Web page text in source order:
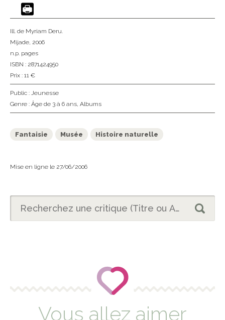
Ill. de Myriam Deru.
Mijade, 2006
n.p. pages
ISBN : 2871424950
Prix : 11 €
Public : Jeunesse
Genre : Âge de 3 à 6 ans, Albums
Fantaisie Musée Histoire naturelle
Mise en ligne le 27/06/2006
Vous allez aimer